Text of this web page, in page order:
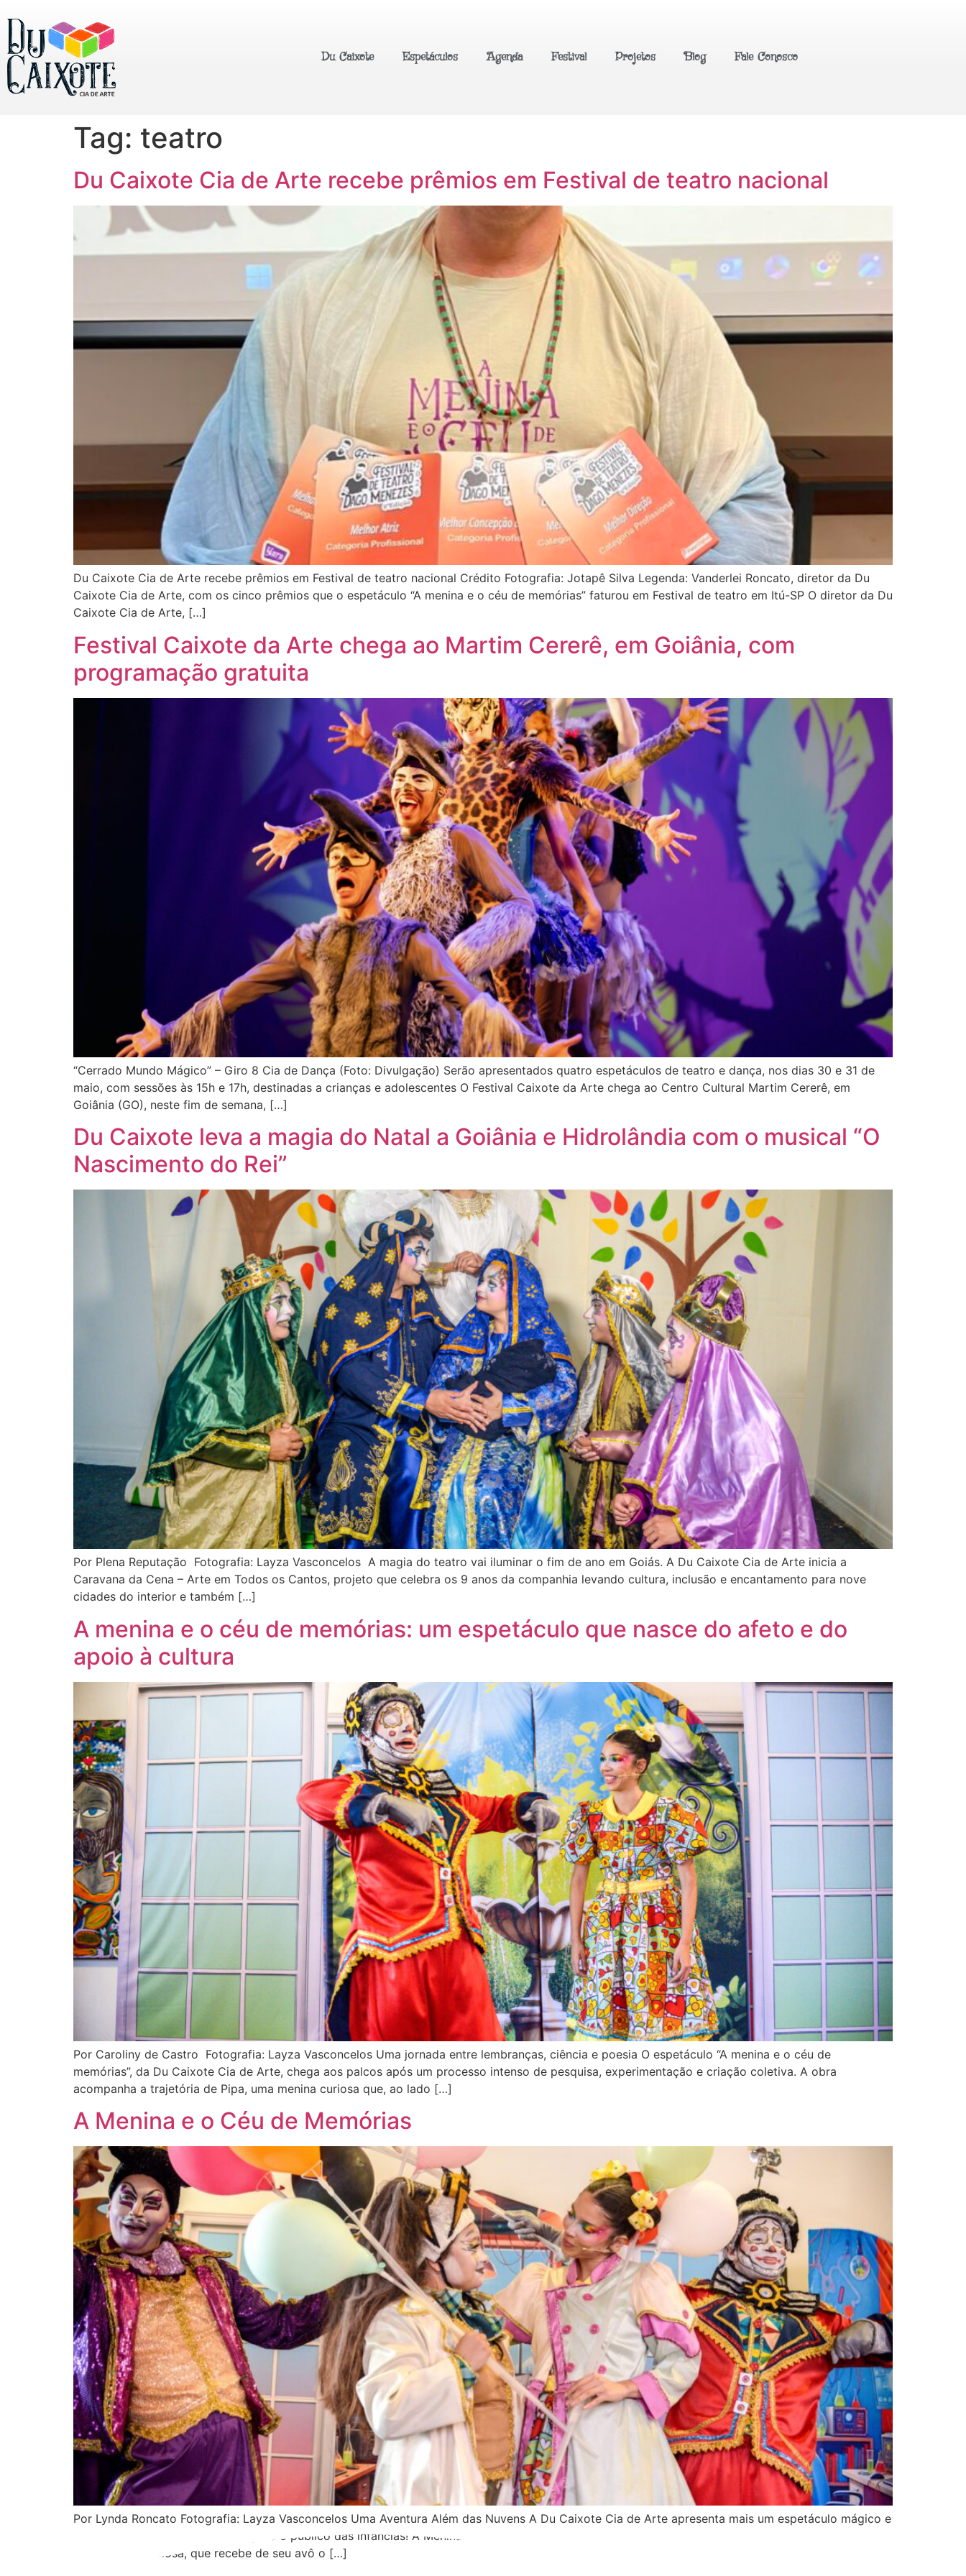
Du Caixote Espetáculos Agenda Festival Projetos Blog Fale Conosco
Tag: teatro
Du Caixote Cia de Arte recebe prêmios em Festival de teatro nacional
Du Caixote Cia de Arte recebe prêmios em Festival de teatro nacional Crédito Fotografia: Jotapê Silva Legenda: Vanderlei Roncato, diretor da Du
Caixote Cia de Arte, com os cinco prêmios que o espetáculo “A menina e o céu de memórias” faturou em Festival de teatro em Itú-SP O diretor da Du
Caixote Cia de Arte, […]
Festival Caixote da Arte chega ao Martim Cererê, em Goiânia, com
programação gratuita
“Cerrado Mundo Mágico” – Giro 8 Cia de Dança (Foto: Divulgação) Serão apresentados quatro espetáculos de teatro e dança, nos dias 30 e 31 de
maio, com sessões às 15h e 17h, destinadas a crianças e adolescentes O Festival Caixote da Arte chega ao Centro Cultural Martim Cererê, em
Goiânia (GO), neste fim de semana, […]
Du Caixote leva a magia do Natal a Goiânia e Hidrolândia com o musical “O
Nascimento do Rei”
Por Plena Reputação Fotografia: Layza Vasconcelos A magia do teatro vai iluminar o fim de ano em Goiás. A Du Caixote Cia de Arte inicia a
Caravana da Cena – Arte em Todos os Cantos, projeto que celebra os 9 anos da companhia levando cultura, inclusão e encantamento para nove
cidades do interior e também […]
A menina e o céu de memórias: um espetáculo que nasce do afeto e do
apoio à cultura
Por Caroliny de Castro Fotografia: Layza Vasconcelos Uma jornada entre lembranças, ciência e poesia O espetáculo “A menina e o céu de
memórias”, da Du Caixote Cia de Arte, chega aos palcos após um processo intenso de pesquisa, experimentação e criação coletiva. A obra
acompanha a trajetória de Pipa, uma menina curiosa que, ao lado […]
A Menina e o Céu de Memórias
Por Lynda Roncato Fotografia: Layza Vasconcelos Uma Aventura Além das Nuvens A Du Caixote Cia de Arte apresenta mais um espetáculo mágico e
encantador, feito especialmente para o público das infâncias! A Menina e o Céu de Memórias narra a história de Pilar, uma criança divertida,
sonhadora e curiosa, que recebe de seu avô o […]